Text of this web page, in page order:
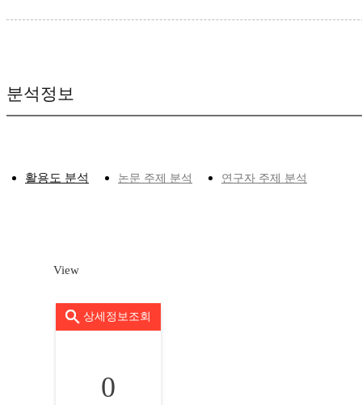
분석정보
활용도 분석 논문 주제 분석 연구자 주제 분석
View
상세정보조회
0